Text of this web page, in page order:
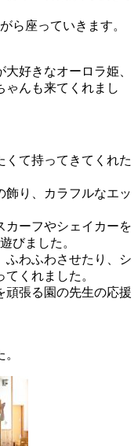
ら座っていきます。
好きなオーロラ姫、
ゃんも来てくれまし
くて持ってきてくれた
飾り、カラフルなエッ
カーフやシェイカーを
びました。
ふわふわさせたり、シ
くれました。
頑張る園の先生の応援